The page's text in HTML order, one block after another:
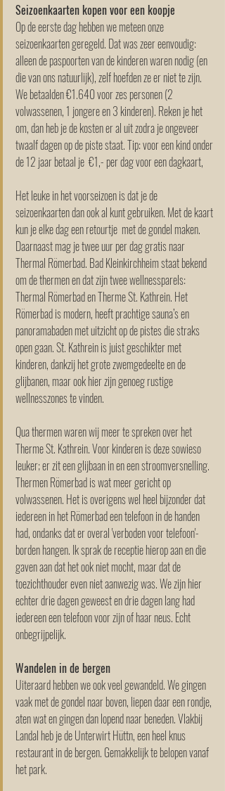
Seizoenkaarten kopen voor een koopje
Op de eerste dag hebben we meteen onze
seizoenkaarten geregeld. Dat was zeer eenvoudig:
alleen de paspoorten van de kinderen waren nodig (en
die van ons natuurlijk), zelf hoefden ze er niet te zijn.
We betaalden €1.640 voor zes personen (2
volwassenen, 1 jongere en 3 kinderen). Reken je het
om, dan heb je de kosten er al uit zodra je ongeveer
twaalf dagen op de piste staat. Tip: voor een kind onder
de 12 jaar betaal je  €1,- per dag voor een dagkaart,
Het leuke in het voorseizoen is dat je de
seizoenkaarten dan ook al kunt gebruiken. Met de kaart
kun je elke dag een retourtje  met de gondel maken.
Daarnaast mag je twee uur per dag gratis naar
Thermal Römerbad. Bad Kleinkirchheim staat bekend
om de thermen en dat zijn twee wellnessparels:
Thermal Römerbad en Therme St. Kathrein. Het
Römerbad is modern, heeft prachtige sauna’s en
panoramabaden met uitzicht op de pistes die straks
open gaan. St. Kathrein is juist geschikter met
kinderen, dankzij het grote zwemgedeelte en de
glijbanen, maar ook hier zijn genoeg rustige
wellnesszones te vinden.
Qua thermen waren wij meer te spreken over het
Therme St. Kathrein. Voor kinderen is deze sowieso
leuker; er zit een glijbaan in en een stroomversnelling.
Thermen Römerbad is wat meer gericht op
volwassenen. Het is overigens wel heel bijzonder dat
iedereen in het Römerbad een telefoon in de handen
had, ondanks dat er overal 'verboden voor telefoon'-
borden hangen. Ik sprak de receptie hierop aan en die
gaven aan dat het ook niet mocht, maar dat de
toezichthouder even niet aanwezig was. We zijn hier
echter drie dagen geweest en drie dagen lang had
iedereen een telefoon voor zijn of haar neus. Echt
onbegrijpelijk.
Wandelen in de bergen
Uiteraard hebben we ook veel gewandeld. We gingen
vaak met de gondel naar boven, liepen daar een rondje,
aten wat en gingen dan lopend naar beneden. Vlakbij
Landal heb je de Unterwirt Hüttn, een heel knus
restaurant in de bergen. Gemakkelijk te belopen vanaf
het park.